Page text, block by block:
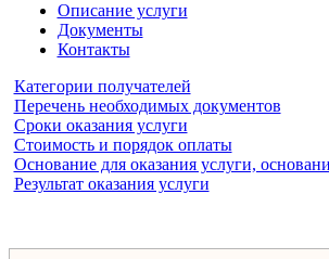
Описание услуги
Документы
Контакты
Категории получателей
Перечень необходимых документов
Сроки оказания услуги
Стоимость и порядок оплаты
Основание для оказания услуги,
Результат оказания услуги